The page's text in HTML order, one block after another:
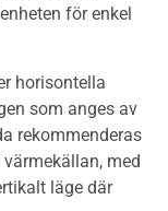
för enkel
horisontella
som anges av
rekommenderas
med
läge där